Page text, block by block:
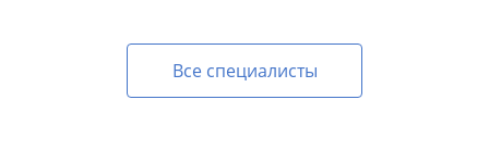
Все специалисты